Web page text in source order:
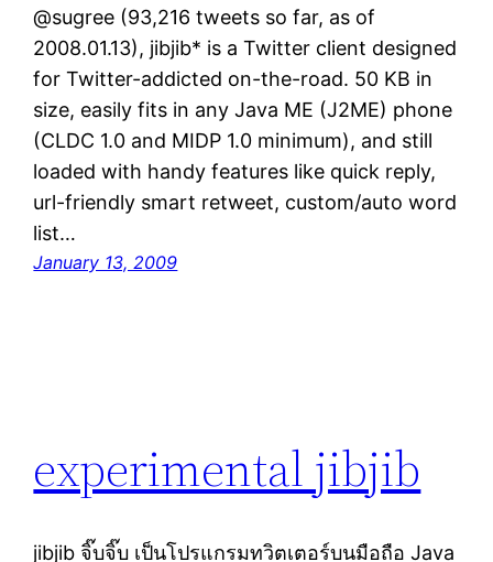
@sugree (93,216 tweets so far, as of
2008.01.13), jibjib* is a Twitter client designed
for Twitter-addicted on-the-road. 50 KB in
size, easily fits in any Java ME (J2ME) phone
(CLDC 1.0 and MIDP 1.0 minimum), and still
loaded with handy features like quick reply,
url-friendly smart retweet, custom/auto word
list…
January 13, 2009
experimental jibjib
jibjib จิ๊บจิ๊บ เป็นโปรแกรมทวิตเตอร์บนมือถือ Java